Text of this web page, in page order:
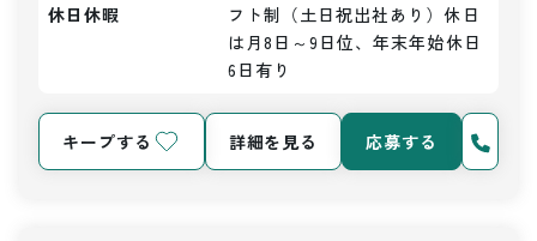
休日休暇
フト制（土日祝出社あり）休日
は月8日～9日位、年末年始休日
6日有り
キープする 詳細を見る 応募する